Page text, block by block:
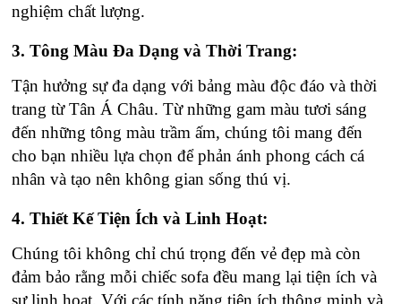
nghiệm chất lượng.
3. Tông Màu Đa Dạng và Thời Trang:
Tận hưởng sự đa dạng với bảng màu độc đáo và thời
trang từ Tân Á Châu. Từ những gam màu tươi sáng
đến những tông màu trầm ấm, chúng tôi mang đến
cho bạn nhiều lựa chọn để phản ánh phong cách cá
nhân và tạo nên không gian sống thú vị.
4. Thiết Kế Tiện Ích và Linh Hoạt:
Chúng tôi không chỉ chú trọng đến vẻ đẹp mà còn
đảm bảo rằng mỗi chiếc sofa đều mang lại tiện ích và
sự linh hoạt. Với các tính năng tiện ích thông minh và